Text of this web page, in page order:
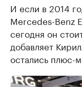
И если в 2014
Mercedes-Benz
сегодня он
добавляет
остались плюс-